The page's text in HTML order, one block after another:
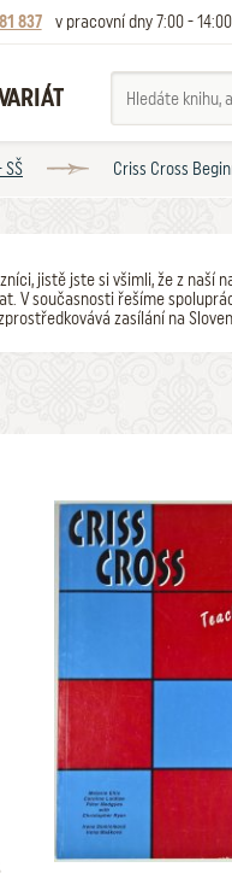
837 v pracovní dny 7:00 - 14:00
SŠ Criss Cross
jistě jste si všimli, že z naší
V současnosti řešíme
zasílání na